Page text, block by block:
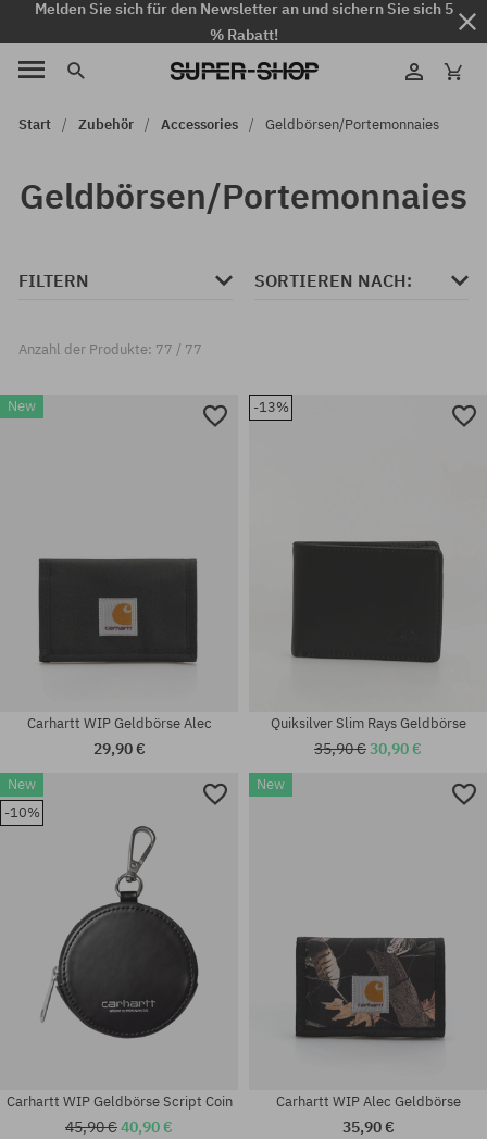
Melden Sie sich für den Newsletter an und sichern Sie sich 5
% Rabatt!
Start Zubehör Accessories Geldbörsen/Portemonnaies
Geldbörsen/Portemonnaies
FILTERN SORTIEREN NACH:
Anzahl der Produkte: 77 / 77
New
Carhartt WIP Geldbörse Alec
29,90 €
-13%
Quiksilver Slim Rays Geldbörse
35,90 €30,90 €
New
-10%
Carhartt WIP Geldbörse Script Coin
45,90 €40,90 €
New
Carhartt WIP Alec Geldbörse
35,90 €